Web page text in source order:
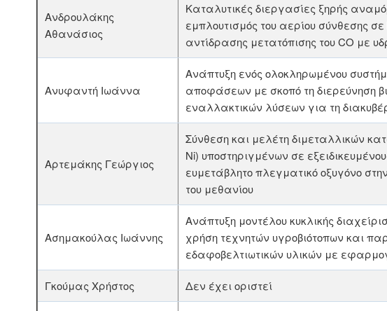
Ανδρουλάκης
Αθανάσιος
Καταλυτικές διεργασίες ξηρής
εμπλουτισμός του αερίου σύνθεσης σε
αντίδρασης μετατόπισης του CO με
Ανυφαντή Ιωάννα
Ανάπτυξη ενός ολοκληρωμένου
αποφάσεων με σκοπό τη διερεύνηση
εναλλακτικών λύσεων για τη
Αρτεμάκης Γεώργιος
Σύνθεση και μελέτη διμεταλλικών
Ni) υποστηριγμένων σε
ευμετάβλητο πλεγματικό οξυγόνο
του μεθανίου
Ασημακούλας Ιωάννης
Ανάπτυξη μοντέλου κυκλικής
χρήση τεχνητών υγροβιότοπων και
εδαφοβελτιωτικών υλικών με
Γκούμας Χρήστος Δεν έχει οριστεί